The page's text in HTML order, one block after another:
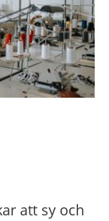
att sy och